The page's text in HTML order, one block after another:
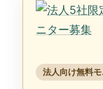
法人向け無料